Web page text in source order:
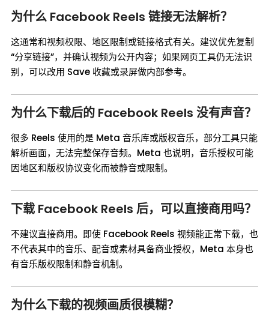
为什么 Facebook Reels 链接无法解析？
这通常和视频权限、地区限制或链接格式有关。建议优先复制
“分享链接”，并确认视频为公开内容；如果网页工具仍无法识
别，可以改用 Save 收藏或录屏做内部参考。
为什么下载后的 Facebook Reels 没有声音？
很多 Reels 使用的是 Meta 音乐库或版权音乐，部分工具只能
解析画面，无法完整保存音频。Meta 也说明，音乐授权可能
因地区和版权协议变化而被静音或限制。
下载 Facebook Reels 后，可以直接商用吗？
不建议直接商用。即使 Facebook Reels 视频能正常下载，也
不代表其中的音乐、配音或素材具备商业授权，Meta 本身也
有音乐版权限制和静音机制。
为什么下载的视频画质很模糊？